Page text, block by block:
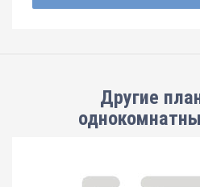
Другие